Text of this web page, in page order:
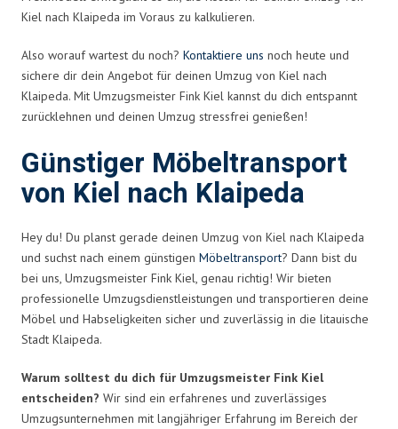
Kiel nach Klaipeda im Voraus zu kalkulieren.
Also worauf wartest du noch? Kontaktiere uns noch heute und
sichere dir dein Angebot für deinen Umzug von Kiel nach
Klaipeda. Mit Umzugsmeister Fink Kiel kannst du dich entspannt
zurücklehnen und deinen Umzug stressfrei genießen!
Günstiger Möbeltransport
von Kiel nach Klaipeda
Hey du! Du planst gerade deinen Umzug von Kiel nach Klaipeda
und suchst nach einem günstigen Möbeltransport? Dann bist du
bei uns, Umzugsmeister Fink Kiel, genau richtig! Wir bieten
professionelle Umzugsdienstleistungen und transportieren deine
Möbel und Habseligkeiten sicher und zuverlässig in die litauische
Stadt Klaipeda.
Warum solltest du dich für Umzugsmeister Fink Kiel
entscheiden? Wir sind ein erfahrenes und zuverlässiges
Umzugsunternehmen mit langjähriger Erfahrung im Bereich der